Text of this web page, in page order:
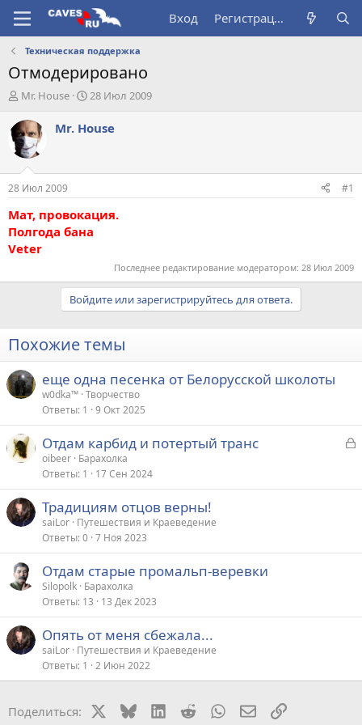
Вход Регистрация
Техническая поддержка
Отмодерировано
А
т
о
р
т
е
м
ы
Mr. House
Д
т
а
л
28 Июл 2009
Mr. House
28 Июл 2009 #1
Мат, провокация.
Полгода бана
Veter
Последнее редактирование модератором: 28 Июл 2009
Войдите или зарегистрируйтесь для ответа.
Похожие темы
еще одна песенка от Белорусской школоты
w0dka™ Творчество
Ответы 1 9 Окт 2025
З
р
Отдам карбид и потертый транс
oibeer Барахолка
Ответы 1 17 Сен 2024
Традициям отцов верны!
saiLor Путешествия и Краеведение
Ответы 0 7 Ноя 2023
Отдам старые промальп-веревки
Silopolk Барахолка
Ответы 13 13 Дек 2023
Опять от меня сбежала...
saiLor Путешествия и Краеведение
Ответы 1 2 Июн 2022
Поделиться: BlueskyLinkedIn
RedditWhatsAppЭлектронная
Ссылка